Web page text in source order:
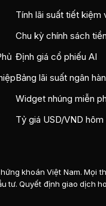
Tính lãi suất tiết kiệm
Chu kỳ chính sách
Định giá cổ phiếu AI
Bảng lãi suất ngân
Widget nhúng miễn
Tỷ giá USD/VND hôm
khoán Việt Nam. Mọi
tư. Quyết định giao dịch